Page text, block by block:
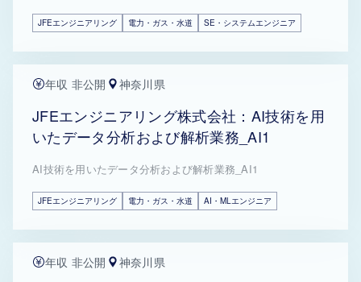
JFEエンジニアリング 電力・ガス・水道 SE・システムエンジニア
年収 非公開 神奈川県
JFEエンジニアリング株式会社：AI技術を用
いたデータ分析および解析業務_AI1
AI技術を用いたデータ分析および解析業務_AI1
JFEエンジニアリング 電力・ガス・水道 AI・MLエンジニア
年収 非公開 神奈川県